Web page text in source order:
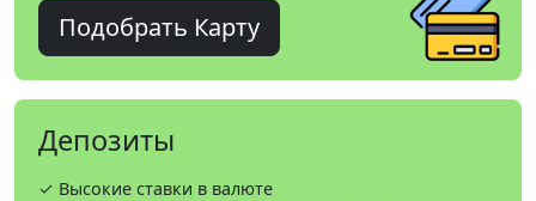
Подобрать Карту
Депозиты
✓ Высокие ставки в валюте